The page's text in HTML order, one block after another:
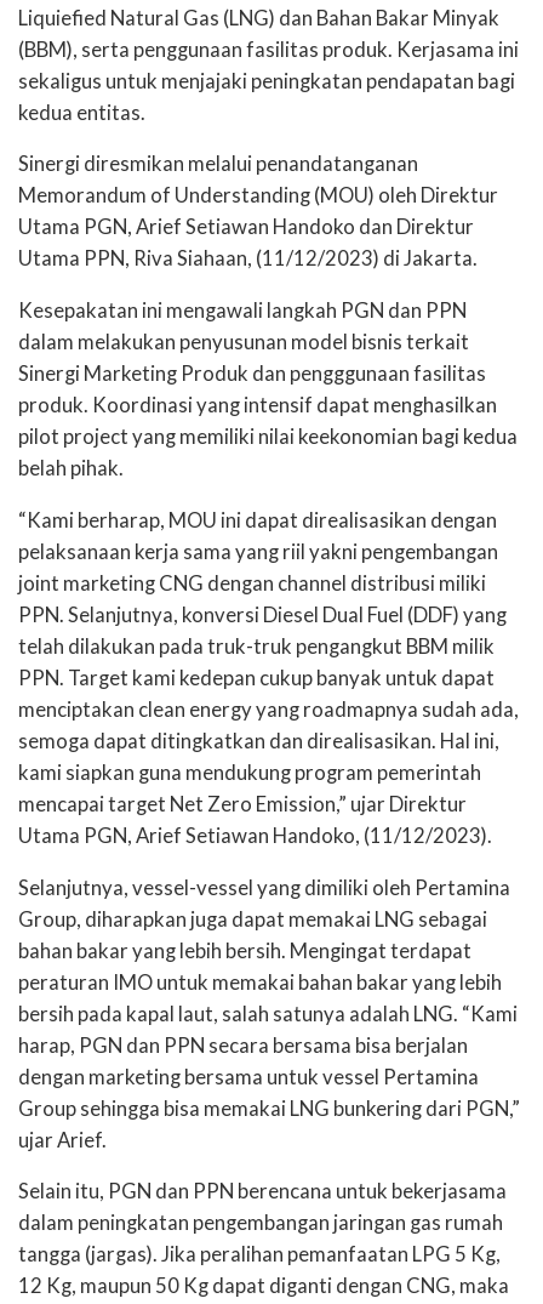
Liquiefied Natural Gas (LNG) dan Bahan Bakar Minyak
(BBM), serta penggunaan fasilitas produk. Kerjasama ini
sekaligus untuk menjajaki peningkatan pendapatan bagi
kedua entitas.
Sinergi diresmikan melalui penandatanganan
Memorandum of Understanding (MOU) oleh Direktur
Utama PGN, Arief Setiawan Handoko dan Direktur
Utama PPN, Riva Siahaan, (11/12/2023) di Jakarta.
Kesepakatan ini mengawali langkah PGN dan PPN
dalam melakukan penyusunan model bisnis terkait
Sinergi Marketing Produk dan pengggunaan fasilitas
produk. Koordinasi yang intensif dapat menghasilkan
pilot project yang memiliki nilai keekonomian bagi kedua
belah pihak.
“Kami berharap, MOU ini dapat direalisasikan dengan
pelaksanaan kerja sama yang riil yakni pengembangan
joint marketing CNG dengan channel distribusi miliki
PPN. Selanjutnya, konversi Diesel Dual Fuel (DDF) yang
telah dilakukan pada truk-truk pengangkut BBM milik
PPN. Target kami kedepan cukup banyak untuk dapat
menciptakan clean energy yang roadmapnya sudah ada,
semoga dapat ditingkatkan dan direalisasikan. Hal ini,
kami siapkan guna mendukung program pemerintah
mencapai target Net Zero Emission,” ujar Direktur
Utama PGN, Arief Setiawan Handoko, (11/12/2023).
Selanjutnya, vessel-vessel yang dimiliki oleh Pertamina
Group, diharapkan juga dapat memakai LNG sebagai
bahan bakar yang lebih bersih. Mengingat terdapat
peraturan IMO untuk memakai bahan bakar yang lebih
bersih pada kapal laut, salah satunya adalah LNG. “Kami
harap, PGN dan PPN secara bersama bisa berjalan
dengan marketing bersama untuk vessel Pertamina
Group sehingga bisa memakai LNG bunkering dari PGN,”
ujar Arief.
Selain itu, PGN dan PPN berencana untuk bekerjasama
dalam peningkatan pengembangan jaringan gas rumah
tangga (jargas). Jika peralihan pemanfaatan LPG 5 Kg,
12 Kg, maupun 50 Kg dapat diganti dengan CNG, maka